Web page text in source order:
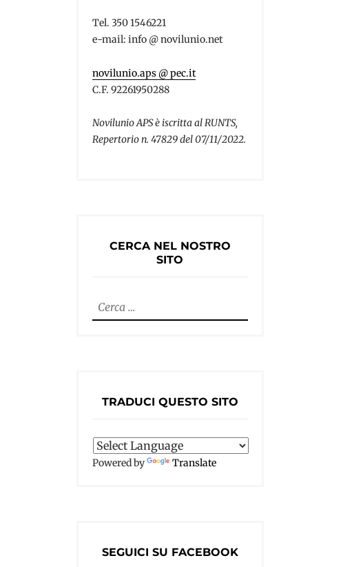
Tel. 350 1546221
e-mail: info @ novilunio.net
novilunio.aps @ pec.it
C.F. 92261950288
Novilunio APS è iscritta al RUNTS,
Repertorio n. 47829 del 07/11/2022.
CERCA NEL NOSTRO
SITO
Ricerca
per:
TRADUCI QUESTO SITO
Powered by Translate
SEGUICI SU FACEBOOK